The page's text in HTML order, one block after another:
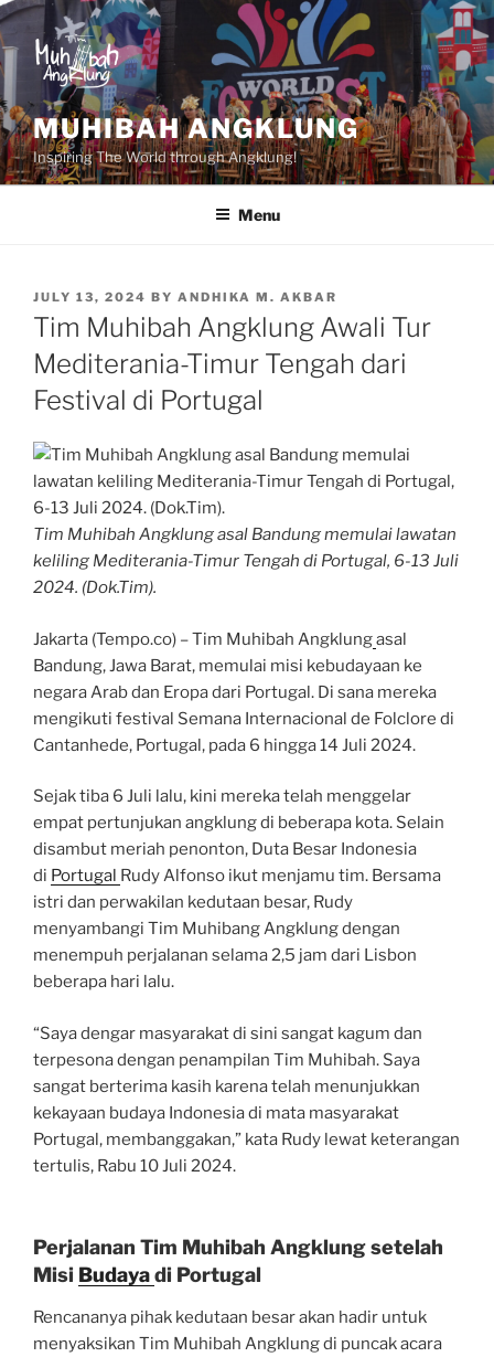
Skip
to
content
MUHIBAH ANGKLUNG
Inspiring The World through Angklung!
Menu
POSTED
ON
JULY 13, 2024 BY ANDHIKA M. AKBAR
Tim Muhibah Angklung Awali Tur
Mediterania-Timur Tengah dari
Festival di Portugal
Tim Muhibah Angklung asal Bandung memulai lawatan
keliling Mediterania-Timur Tengah di Portugal, 6-13 Juli
2024. (Dok.Tim).
Jakarta (Tempo.co) – Tim Muhibah Angklungasal
Bandung, Jawa Barat, memulai misi kebudayaan ke
negara Arab dan Eropa dari Portugal. Di sana mereka
mengikuti festival Semana Internacional de Folclore di
Cantanhede, Portugal, pada 6 hingga 14 Juli 2024.
Sejak tiba 6 Juli lalu, kini mereka telah menggelar
empat pertunjukan angklung di beberapa kota. Selain
disambut meriah penonton, Duta Besar Indonesia
di Portugal Rudy Alfonso ikut menjamu tim. Bersama
istri dan perwakilan kedutaan besar, Rudy
menyambangi Tim Muhibang Angklung dengan
menempuh perjalanan selama 2,5 jam dari Lisbon
beberapa hari lalu.
“Saya dengar masyarakat di sini sangat kagum dan
terpesona dengan penampilan Tim Muhibah. Saya
sangat berterima kasih karena telah menunjukkan
kekayaan budaya Indonesia di mata masyarakat
Portugal, membanggakan,” kata Rudy lewat keterangan
tertulis, Rabu 10 Juli 2024.
Perjalanan Tim Muhibah Angklung setelah
Misi Budayadi Portugal
Rencananya pihak kedutaan besar akan hadir untuk
menyaksikan Tim Muhibah Angklung di puncak acara